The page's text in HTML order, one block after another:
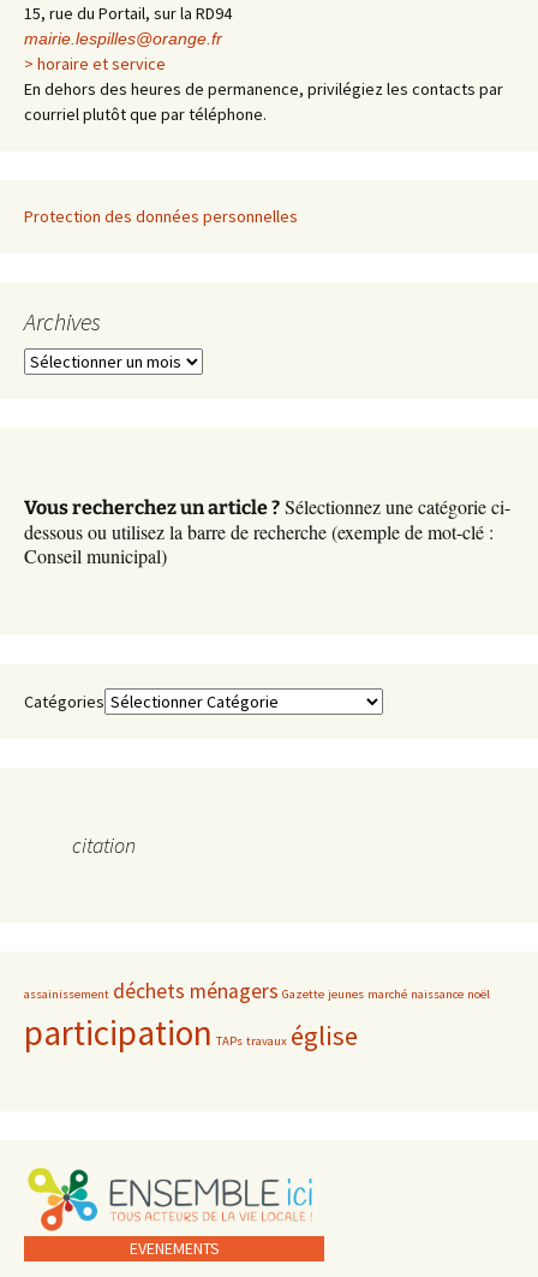
15, rue du Portail, sur la RD94
mairie.lespilles@orange.fr
> horaire et service
En dehors des heures de permanence, privilégiez les contacts par
courriel plutôt que par téléphone.
Protection des données personnelles
Archives
A
e
s
Vous recherchez un article ? Sélectionnez une catégorie ci-
dessous ou utilisez la barre de recherche (exemple de mot-clé :
Conseil municipal)
Catégories
citation
assainissement déchets ménagers Gazette jeunes marché naissance noël
participation TAPs travaux église
EVENEMENTS